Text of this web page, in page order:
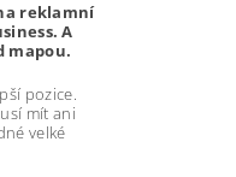
reklamní
A
mapou.
pozice.
mít ani
velké